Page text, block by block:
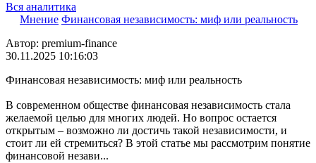
Вся аналитика
Мнение Финансовая независимость: миф или реальность
Автор: premium-finance
30.11.2025 10:16:03
Финансовая независимость: миф или реальность
В современном обществе финансовая независимость стала
желаемой целью для многих людей. Но вопрос остается
открытым – возможно ли достичь такой независимости, и
стоит ли ей стремиться? В этой статье мы рассмотрим понятие
финансовой незави...